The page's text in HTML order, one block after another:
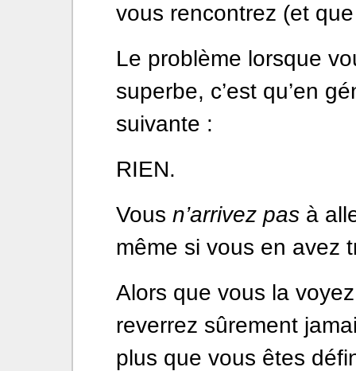
vous rencontrez (et
Le problème lorsque
superbe, c’est qu’en
suivante :
RIEN.
Vous n’arrivez pas à
même si vous en avez
Alors que vous la
reverrez sûrement
plus que vous êtes